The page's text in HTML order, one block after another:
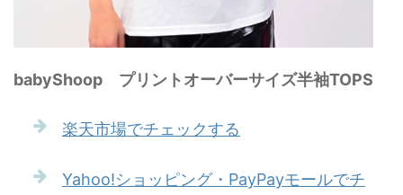
babyShoop プリントオーバーサイズ半袖TOPS
楽天市場でチェックする
Yahoo!ショッピング・PayPayモールでチ